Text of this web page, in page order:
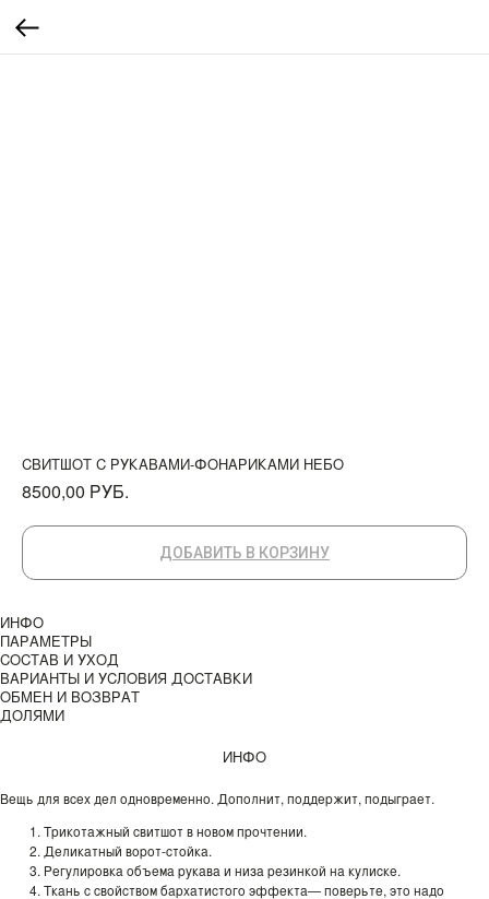
СВИТШОТ C РУКАВАМИ-ФОНАРИКАМИ НЕБО
8500,00 РУБ.
ДОБАВИТЬ В КОРЗИНУ
ИНФО
ПАРАМЕТРЫ
СОСТАВ И УХОД
ВАРИАНТЫ И УСЛОВИЯ ДОСТАВКИ
ОБМЕН И ВОЗВРАТ
ДОЛЯМИ
ИНФО
Вещь для всех дел одновременно. Дополнит, поддержит, подыграет.
Трикотажный свитшот в новом прочтении.
Деликатный ворот-стойка.
Регулировка объема рукава и низа резинкой на кулиске.
Ткань с свойством бархатистого эффекта— поверьте, это надо